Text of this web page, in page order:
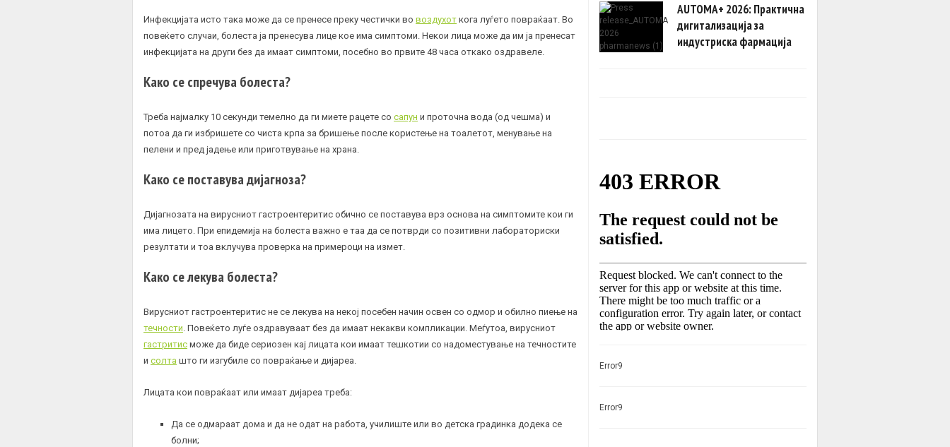
Инфекцијата исто така може да се пренесе преку честички во воздухот кога луѓето повраќаат. Во
повеќето случаи, болеста ја пренесува лице кое има симптоми. Некои лица може да им ја пренесат
инфекцијата на други без да имаат симптоми, посебно во првите 48 часа откако оздравеле.
Како се спречува болеста?
Треба најмалку 10 секунди темелно да ги миете рацете со сапун и проточна вода (од чешма) и
потоа да ги избришете со чиста крпа за бришење после користење на тоалетот, менување на
пелени и пред јадење или приготвување на храна.
Како се поставува дијагноза?
Дијагнозата на вирусниот гастроентеритис обично се поставува врз основа на симптомите кои ги
има лицето. При епидемија на болеста важно е таа да се потврди со позитивни лабораториски
резултати и тоа вклучува проверка на примероци на измет.
Како се лекува болеста?
Вирусниот гастроентеритис не се лекува на некој посебен начин освен со одмор и обилно пиење на
течности. Повеќето луѓе оздравуваат без да имаат некакви компликации. Меѓутоа, вирусниот
гастритис може да биде сериозен кај лицата кои имаат тешкотии со надоместување на течностите
и солта што ги изгубиле со повраќање и дијареа.
Лицата кои повраќаат или имаат дијареа треба:
Да се одмараат дома и да не одат на работа, училиште или во детска градинка додека се
болни;
AUTOMA+ 2026: Практична
дигитализација за
индустриска фармација
Error9
Error9